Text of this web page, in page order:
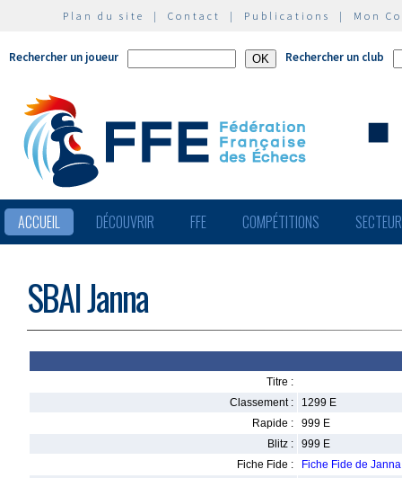
Plan du site | Contact | Publications | Mon
Rechercher un joueur Rechercher un club
ACCUEIL DÉCOUVRIR FFE COMPÉTITIONS
SBAI Janna
Titre :
Classement :
1299 E
Rapide :
999 E
Blitz :
999 E
Fiche Fide :
Fiche Fide de